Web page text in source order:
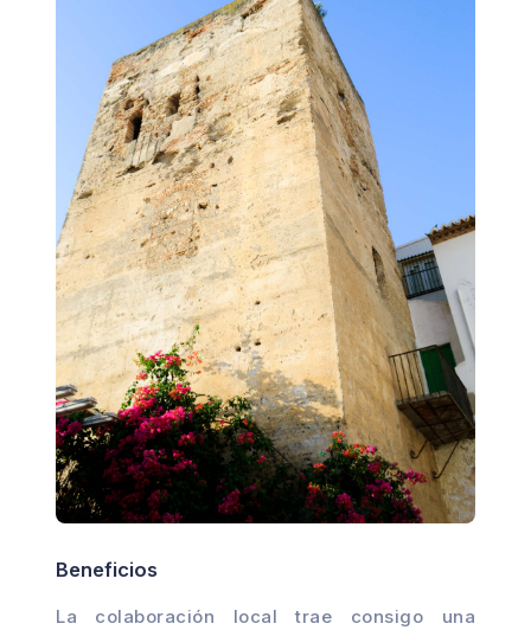
Beneficios
La colaboración local trae consigo una